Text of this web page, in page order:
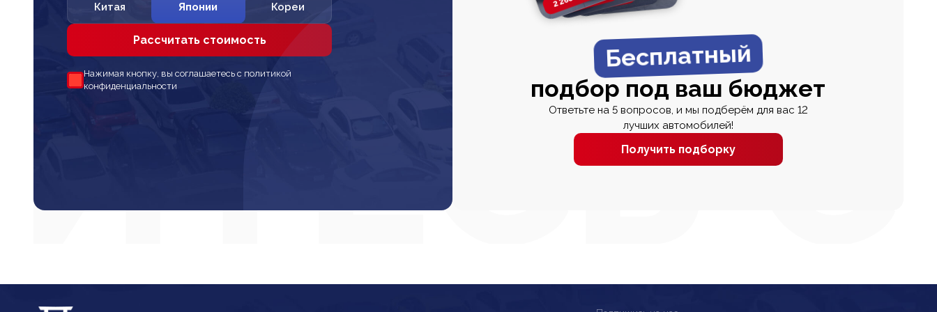
Китая Японии Кореи
Рассчитать стоимость
Нажимая кнопку, вы соглашаетесь с политикой
конфиденциальности
Бесплатный
подбор под ваш бюджет
Ответьте на 5 вопросов, и мы подберём для вас 12
лучших автомобилей!
Получить подборку